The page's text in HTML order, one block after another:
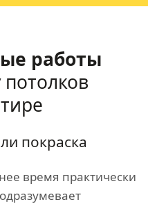
работы
покраска
время практически